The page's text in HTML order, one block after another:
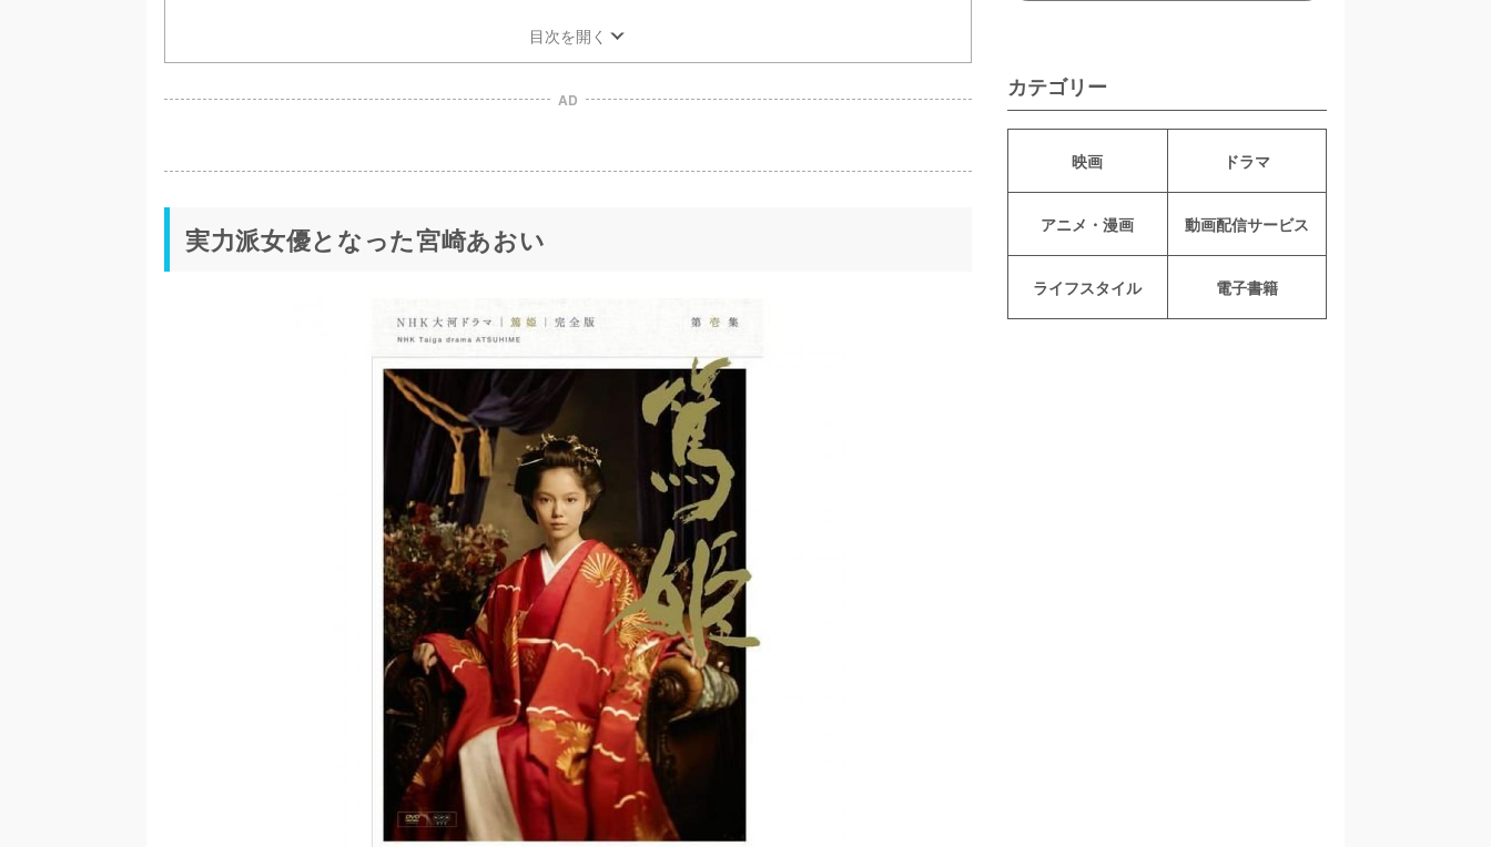
目次を開く
AD
実力派女優となった宮崎あおい
カテゴリー
映画 ドラマ
アニメ・漫画 動画配信サービス
ライフスタイル 電子書籍